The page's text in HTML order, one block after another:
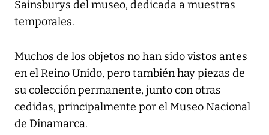
Sainsburys del museo, dedicada a muestras
temporales.
Muchos de los objetos no han sido vistos antes
en el Reino Unido, pero también hay piezas de
su colección permanente, junto con otras
cedidas, principalmente por el Museo Nacional
de Dinamarca.